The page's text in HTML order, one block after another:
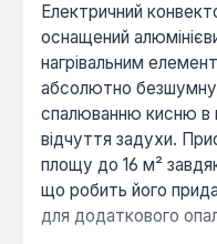
Електричний
оснащений
нагрівальним
абсолютно безшумну
спалюванню кисню в
відчуття задухи.
площу до 16 м²
що робить його
для додаткового